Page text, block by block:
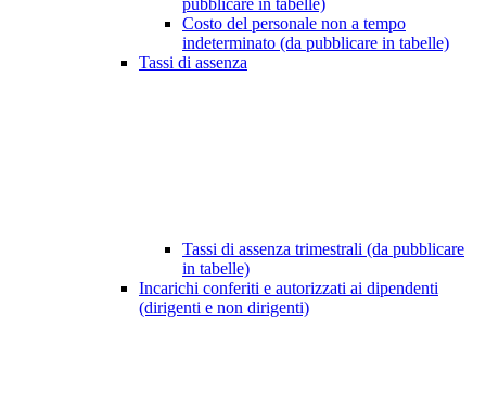
pubblicare in tabelle)
Costo del personale non a tempo
indeterminato (da pubblicare in tabelle)
Tassi di assenza
Tassi di assenza trimestrali (da pubblicare
in tabelle)
Incarichi conferiti e autorizzati ai dipendenti
(dirigenti e non dirigenti)